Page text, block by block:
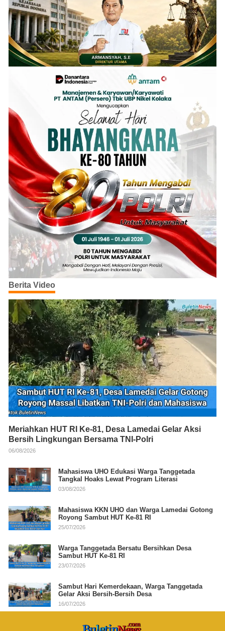
Berita Video
Meriahkan HUT RI Ke-81, Desa Lamedai Gelar Aksi
Bersih Lingkungan Bersama TNI-Polri
06/08/2026
Mahasiswa UHO Edukasi Warga Tanggetada
Tangkal Hoaks Lewat Program Literasi
03/08/2026
Mahasiswa KKN UHO dan Warga Lamedai Gotong
Royong Sambut HUT Ke-81 RI
25/07/2026
Warga Tanggetada Bersatu Bersihkan Desa
Sambut HUT Ke-81 RI
23/07/2026
Sambut Hari Kemerdekaan, Warga Tanggetada
Gelar Aksi Bersih-Bersih Desa
16/07/2026